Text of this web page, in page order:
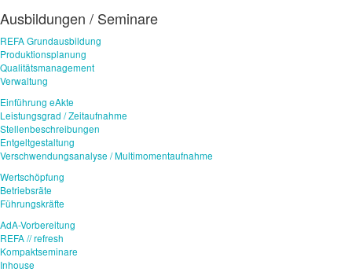
Ausbildungen / Seminare
REFA Grundausbildung
Produktionsplanung
Qualitätsmanagement
Verwaltung
Einführung eAkte
Leistungsgrad / Zeitaufnahme
Stellenbeschreibungen
Entgeltgestaltung
Verschwendungsanalyse / Multimomentaufnahme
Wertschöpfung
Betriebsräte
Führungskräfte
AdA-Vorbereitung
REFA // refresh
Kompaktseminare
Inhouse